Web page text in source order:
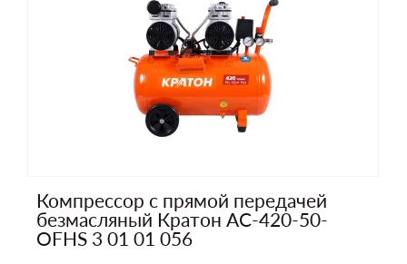
Компрессор с прямой передачей
безмасляный Кратон AC-420-50-
OFHS 3 01 01 056